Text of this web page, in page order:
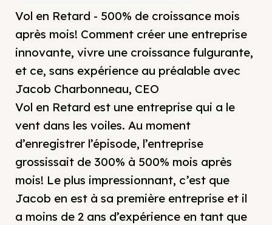
Vol en Retard - 500% de croissance mois
après mois! Comment créer une entreprise
innovante, vivre une croissance fulgurante,
et ce, sans expérience au préalable avec
Jacob Charbonneau, CEO
Vol en Retard est une entreprise qui a le
vent dans les voiles. Au moment
d’enregistrer l’épisode, l’entreprise
grossissait de 300% à 500% mois après
mois! Le plus impressionnant, c’est que
Jacob en est à sa première entreprise et il
a moins de 2 ans d’expérience en tant que